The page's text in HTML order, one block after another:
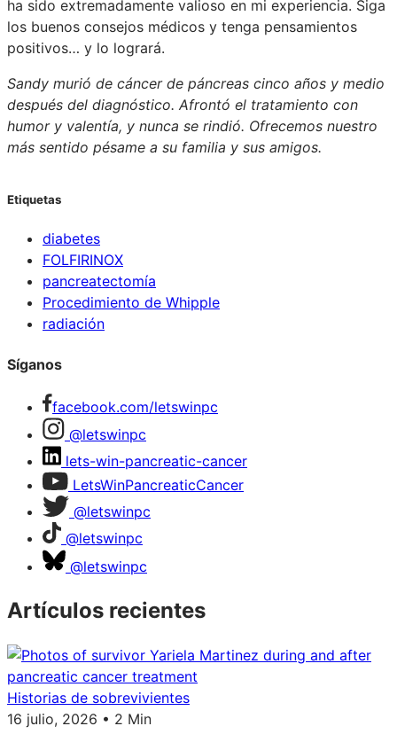
ha sido extremadamente valioso en mi experiencia. Siga
los buenos consejos médicos y tenga pensamientos
positivos… y lo logrará.
Sandy murió de cáncer de páncreas cinco años y medio
después del diagnóstico. Afrontó el tratamiento con
humor y valentía, y nunca se rindió. Ofrecemos nuestro
más sentido pésame a su familia y sus amigos.
Etiquetas
diabetes
FOLFIRINOX
pancreatectomía
Procedimiento de Whipple
radiación
Síganos
facebook.com/letswinpc
@letswinpc
lets-win-pancreatic-cancer
LetsWinPancreaticCancer
@letswinpc
@letswinpc
@letswinpc
Artículos recientes
Historias de sobrevivientes
16 julio, 2026 • 2 Min